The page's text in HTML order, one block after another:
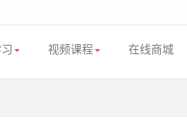
视频课程 在线商城